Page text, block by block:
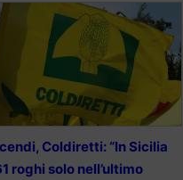
Coldiretti: “In Sicilia
roghi solo nell’ultimo